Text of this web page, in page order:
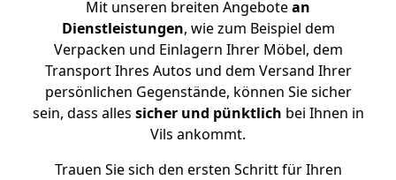
Mit unseren breiten Angebotean
Dienstleistungen, wie zum Beispiel dem
Verpacken und Einlagern Ihrer Möbel, dem
Transport Ihres Autos und dem Versand Ihrer
persönlichen Gegenstände, können Sie sicher
sein, dass alles sicher und pünktlich bei Ihnen in
Vils ankommt.
Trauen Sie sich den ersten Schritt für Ihren